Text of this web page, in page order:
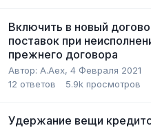
Включить в новый
поставок при
прежнего договора
Автор: А.Аex, 4 Февраля 2021
12 ответов 5.9k просмотров
Удержание вещи